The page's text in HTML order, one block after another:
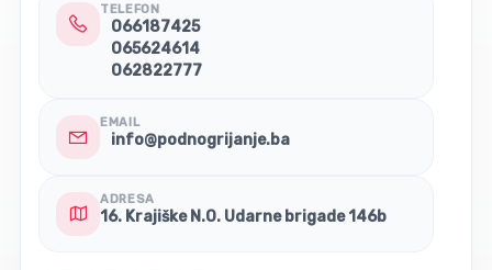
TELEFON
066187425
065624614
062822777
EMAIL
info@podnogrijanje.ba
ADRESA
16. Krajiške N.O. Udarne brigade 146b